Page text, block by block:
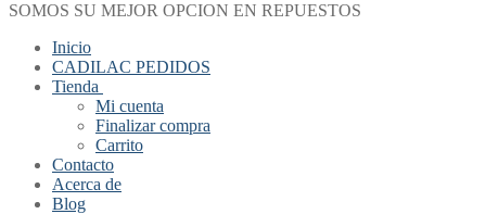
SOMOS SU MEJOR OPCION EN REPUESTOS
Inicio
CADILAC PEDIDOS
Tienda
Mi cuenta
Finalizar compra
Carrito
Contacto
Acerca de
Blog